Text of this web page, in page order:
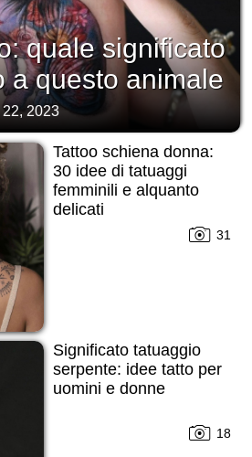
quale significato
a questo animale
2023
Tattoo schiena donna:
30 idee di tatuaggi
femminili e alquanto
delicati
31
Significato tatuaggio
serpente: idee tatto per
uomini e donne
18